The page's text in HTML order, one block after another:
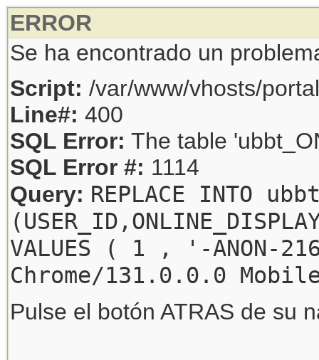
ERROR
Se ha encontrado un
Script: /var/www/vhosts/
Line#: 400
SQL Error: The table
SQL Error #: 1114
Query: REPLACE INTO
VALUES ( 1 , '-
Chrome/131.0.0.0
Pulse el botón ATRAS de su